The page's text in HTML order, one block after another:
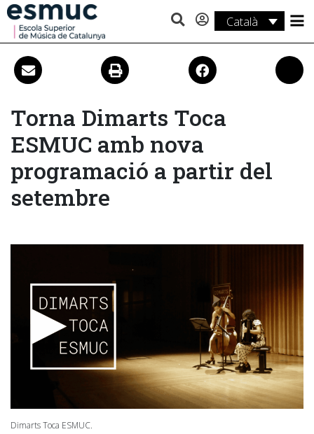
Català
Estudis
Recerca
Activitats
Torna Dimarts Toca
ESMUC amb nova
programació a partir del
setembre
Dimarts Toca ESMUC.